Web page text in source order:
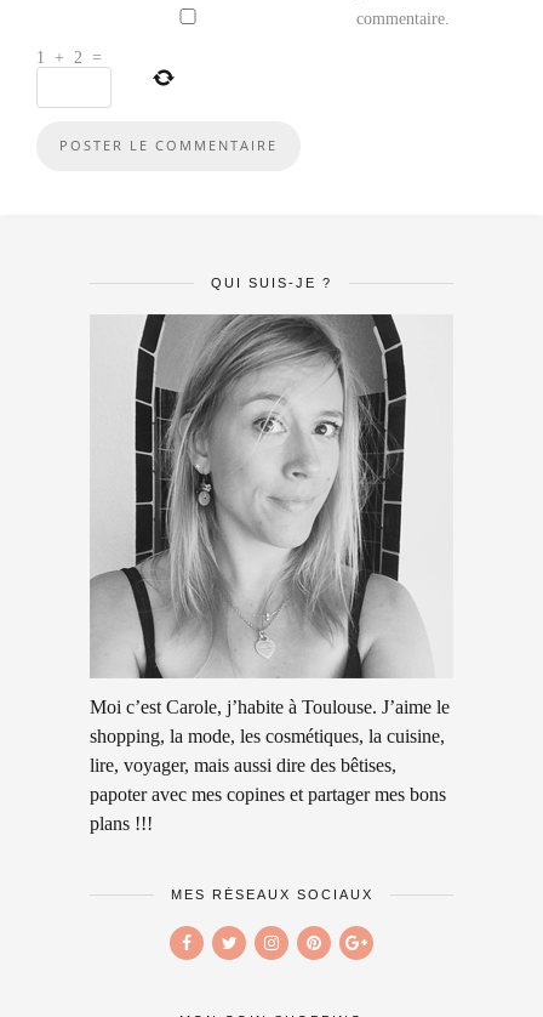
commentaire.
1 + 2 =
QUI SUIS-JE ?
Moi c’est Carole, j’habite à Toulouse. J’aime le
shopping, la mode, les cosmétiques, la cuisine,
lire, voyager, mais aussi dire des bêtises,
papoter avec mes copines et partager mes bons
plans !!!
MES RÉSEAUX SOCIAUX